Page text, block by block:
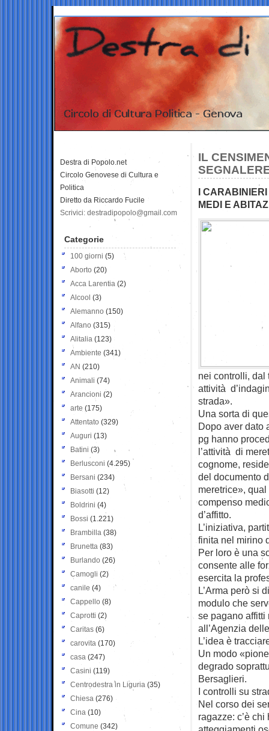
IL
I
MEDI E
nei controlli,
attività
strada».
Una sorta di
Dopo aver dato
pg hanno
l’attività di
cognome,
del documento
meretrice»,
compenso
d’affitto.
L’iniziativa,
finita nel mirino
Per loro è una
consente alle
esercita la
L’Arma però si
modulo che
se pagano affitti
all’Agenzia
L’idea è
Un modo
degrado
Bersaglieri.
I controlli su
Nel corso dei
ragazze: c’è
Destra di Popolo.net
Circolo Genovese di Cultura e
Politica
Diretto da Riccardo Fucile
Scrivici: destradipopolo@gmail.com
Categorie
100 giorni (5)
Aborto (20)
Acca Larentia (2)
Alcool (3)
Alemanno (150)
Alfano (315)
Alitalia (123)
Ambiente (341)
AN (210)
Animali (74)
Arancioni (2)
arte (175)
Attentato (329)
Auguri (13)
Batini (3)
Berlusconi (4.295)
Bersani (234)
Biasotti (12)
Boldrini (4)
Bossi (1.221)
Brambilla (38)
Brunetta (83)
Burlando (26)
Camogli (2)
canile (4)
Cappello (8)
Caprotti (2)
Caritas (6)
carovita (170)
casa (247)
Casini (119)
Centrodestra in Liguria (35)
Chiesa (276)
Cina (10)
Comune (342)